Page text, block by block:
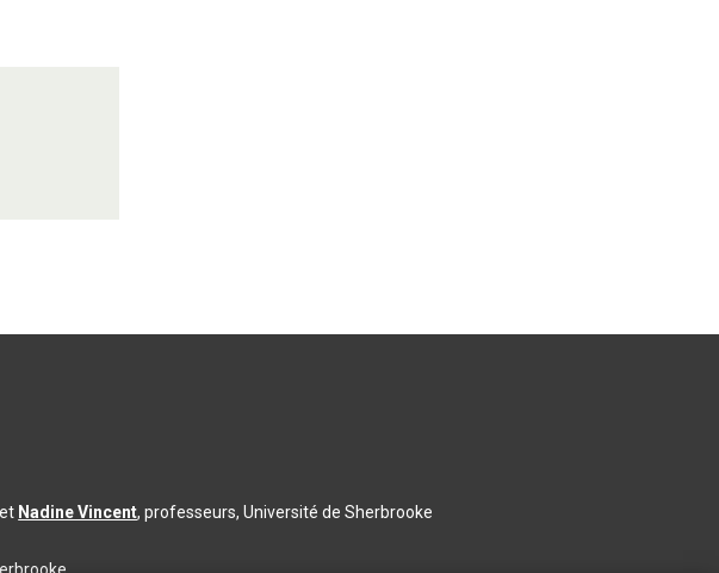
et Nadine Vincent, professeurs, Université de Sherbrooke